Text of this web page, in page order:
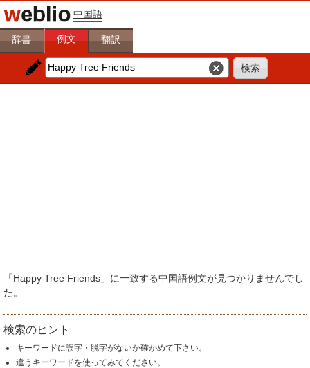
中国語
辞書 例文 翻訳
「Happy Tree Friends」に一致する中国語例文が見つかりませんでし
た。
検索のヒント
キーワードに誤字・脱字がないか確かめて下さい。
違うキーワードを使ってみてください。